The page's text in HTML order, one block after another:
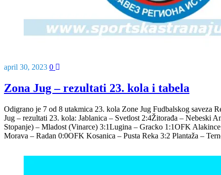
april 30, 2023 0
Zona Jug – rezultati 23. kola i tabela
Odigrano je 7 od 8 utakmica 23. kola Zone Jug Fudbalskog saveza
Jug – rezultati 23. kola: Jablanica – Svetlost 2:4Žitorađa – Nebeski
Stopanje) – Mladost (Vinarce) 3:1Lugina – Gracko 1:1OFK
Morava – Radan 0:0OFK Kosanica – Pusta Reka 3:2 Plantaža –